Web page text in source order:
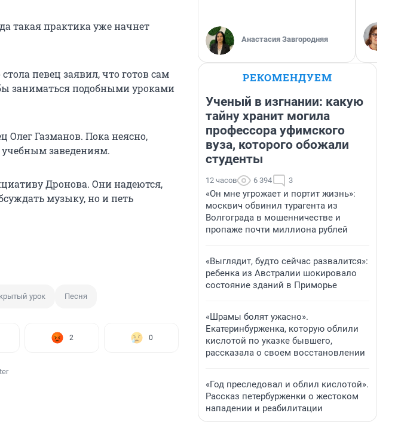
такая практика уже начнет
певец заявил, что готов сам
заниматься подобными уроками
Олег Газманов. Пока неясно,
учебным заведениям.
Дронова. Они надеются,
музыку, но и петь
урок Песня
2 0
Анастасия Завгородняя
РЕКОМЕНДУЕМ
Ученый в изгнании: какую
тайну хранит могила
профессора уфимского
вуза, которого обожали
студенты
12 часов 6 394 3
«Он мне угрожает и портит жизнь»:
москвич обвинил турагента из
Волгограда в мошенничестве и
пропаже почти миллиона рублей
«Выглядит, будто сейчас развалится»:
ребенка из Австралии шокировало
состояние зданий в Приморье
«Шрамы болят ужасно».
Екатеринбурженка, которую облили
кислотой по указке бывшего,
рассказала о своем восстановлении
«Год преследовал и облил кислотой».
Рассказ петербурженки о жестоком
нападении и реабилитации